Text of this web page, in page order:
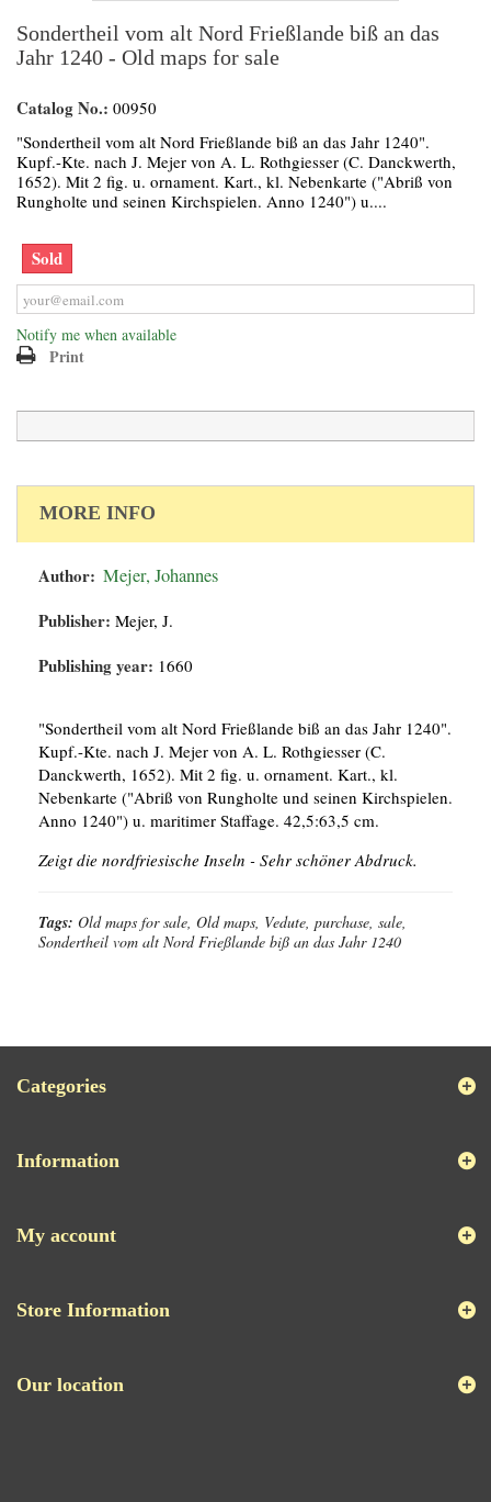
Sondertheil vom alt Nord Frießlande biß an das
Jahr 1240 - Old maps for sale
Catalog No.: 00950
"Sondertheil vom alt Nord Frießlande biß an das Jahr 1240".
Kupf.-Kte. nach J. Mejer von A. L. Rothgiesser (C. Danckwerth,
1652). Mit 2 fig. u. ornament. Kart., kl. Nebenkarte ("Abriß von
Rungholte und seinen Kirchspielen. Anno 1240") u....
Sold
Notify me when available
Print
MORE INFO
Author: Mejer, Johannes
Publisher: Mejer, J.
Publishing year: 1660
"Sondertheil vom alt Nord Frießlande biß an das Jahr 1240".
Kupf.-Kte. nach J. Mejer von A. L. Rothgiesser (C.
Danckwerth, 1652). Mit 2 fig. u. ornament. Kart., kl.
Nebenkarte ("Abriß von Rungholte und seinen Kirchspielen.
Anno 1240") u. maritimer Staffage. 42,5:63,5 cm.
Zeigt die nordfriesische Inseln - Sehr schöner Abdruck.
Tags: Old maps for sale, Old maps, Vedute, purchase, sale,
Sondertheil vom alt Nord Frießlande biß an das Jahr 1240
Categories
Information
My account
Store Information
Our location